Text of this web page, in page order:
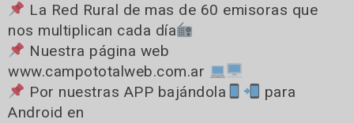
La Red Rural de mas de 60 emisoras que
nos multiplican cada día
Nuestra página web
www.campototalweb.com.ar
Por nuestras APP bajándola
para
Android en